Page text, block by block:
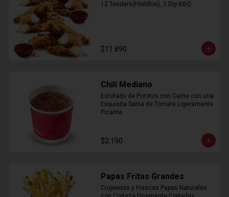
12 Tenders(Filetillos), 2 Dip BBQ
$11.890
Chili Mediano
Estofado de Porotos con Carne con una
Exquisita Salsa de Tomate Ligeramente
Picante
$2.190
Papas Fritas Grandes
Crujientes y Frescas Papas Naturales